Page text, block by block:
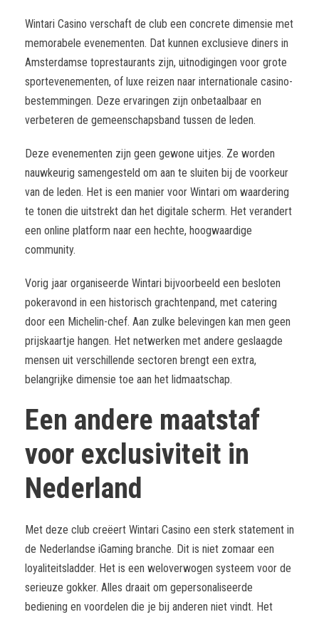
Wintari Casino verschaft de club een concrete dimensie met
memorabele evenementen. Dat kunnen exclusieve diners in
Amsterdamse toprestaurants zijn, uitnodigingen voor grote
sportevenementen, of luxe reizen naar internationale casino-
bestemmingen. Deze ervaringen zijn onbetaalbaar en
verbeteren de gemeenschapsband tussen de leden.
Deze evenementen zijn geen gewone uitjes. Ze worden
nauwkeurig samengesteld om aan te sluiten bij de voorkeur
van de leden. Het is een manier voor Wintari om waardering
te tonen die uitstrekt dan het digitale scherm. Het verandert
een online platform naar een hechte, hoogwaardige
community.
Vorig jaar organiseerde Wintari bijvoorbeeld een besloten
pokeravond in een historisch grachtenpand, met catering
door een Michelin-chef. Aan zulke belevingen kan men geen
prijskaartje hangen. Het netwerken met andere geslaagde
mensen uit verschillende sectoren brengt een extra,
belangrijke dimensie toe aan het lidmaatschap.
Een andere maatstaf
voor exclusiviteit in
Nederland
Met deze club creëert Wintari Casino een sterk statement in
de Nederlandse iGaming branche. Dit is niet zomaar een
loyaliteitsladder. Het is een weloverwogen systeem voor de
serieuze gokker. Alles draait om gepersonaliseerde
bediening en voordelen die je bij anderen niet vindt. Het